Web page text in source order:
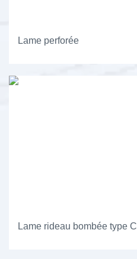
Lame perforée
Lame rideau bombée type C